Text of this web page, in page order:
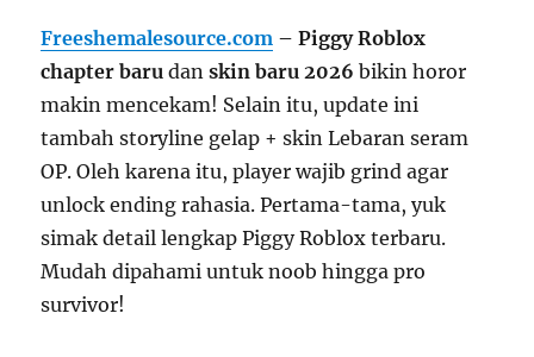
Freeshemalesource.com – Piggy Roblox
chapter baru danskin baru 2026 bikin horor
makin mencekam! Selain itu, update ini
tambah storyline gelap + skin Lebaran seram
OP. Oleh karena itu, player wajib grind agar
unlock ending rahasia. Pertama-tama, yuk
simak detail lengkap Piggy Roblox terbaru.
Mudah dipahami untuk noob hingga pro
survivor!